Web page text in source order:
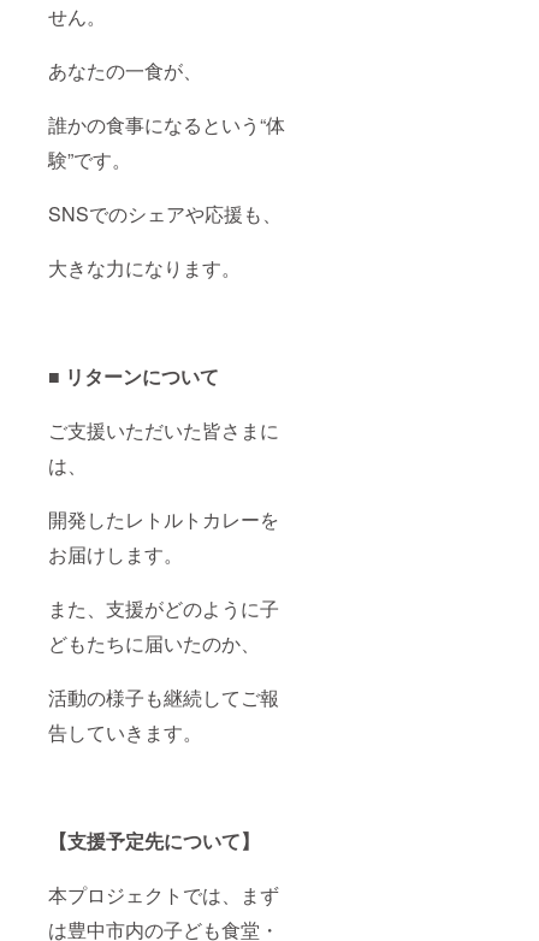
せん。
あなたの一食が、
誰かの食事になるという“体
験”です。
SNSでのシェアや応援も、
大きな力になります。
■ リターンについて
ご支援いただいた皆さまに
は、
開発したレトルトカレーを
お届けします。
また、支援がどのように子
どもたちに届いたのか、
活動の様子も継続してご報
告していきます。
【支援予定先について】
本プロジェクトでは、まず
は豊中市内の子ども食堂・